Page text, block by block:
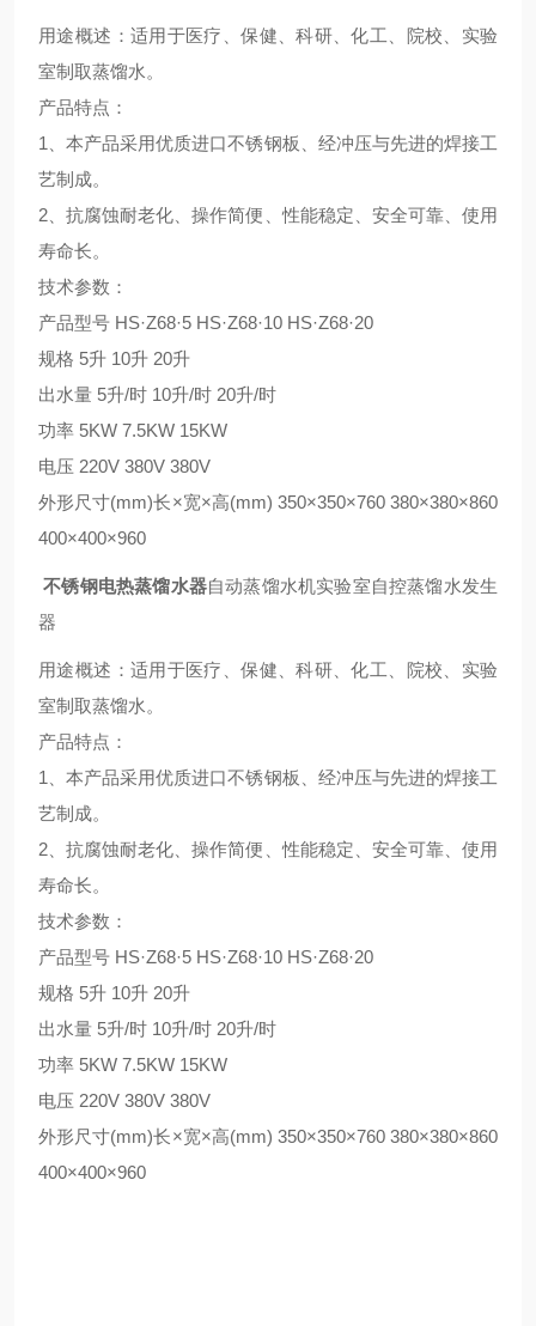
用途概述：适用于医疗、保健、科研、化工、院校、实验
室制取蒸馏水。
产品特点：
1
、本产品采用优质进口不锈钢板 、经冲压与先进的焊接工
艺制成。
2 、抗腐蚀耐老化、操作简便、性能稳定、安全可靠、使用
寿命长。
技术参数：
产品型号 HS·Z68·5 HS·Z68·10 HS·Z68·20
规格 5升 10升 20升
出水量 5升/时 10升/时 20升/时
功率 5KW 7.5KW 15KW
电压 220V 380V 380V
外形尺寸(mm)长×宽×高(mm) 350×350×760 380×380×860
400×400×960
不锈钢电热蒸馏水器自动蒸馏水机实验室自控蒸馏水发生
器
用途概述：适用于医疗、保健、科研、化工、院校、实验
室制取蒸馏水。
产品特点：
1
、本产品采用优质进口不锈钢板 、经冲压与先进的焊接工
艺制成。
2 、抗腐蚀耐老化、操作简便、性能稳定、安全可靠、使用
寿命长。
技术参数：
产品型号 HS·Z68·5 HS·Z68·10 HS·Z68·20
规格 5升 10升 20升
出水量 5升/时 10升/时 20升/时
功率 5KW 7.5KW 15KW
电压 220V 380V 380V
外形尺寸(mm)长×宽×高(mm) 350×350×760 380×380×860
400×400×960